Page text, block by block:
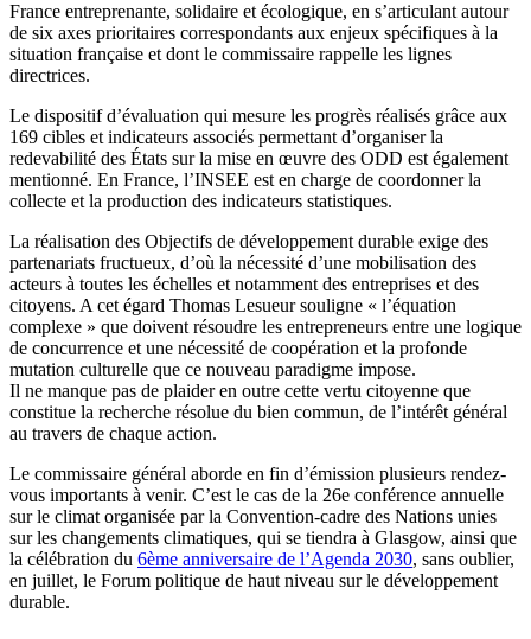
France entreprenante, solidaire et écologique, en s’articulant autour
de six axes prioritaires correspondants aux enjeux spécifiques à la
situation française et dont le commissaire rappelle les lignes
directrices.
Le dispositif d’évaluation qui mesure les progrès réalisés grâce aux
169 cibles et indicateurs associés permettant d’organiser la
redevabilité des États sur la mise en œuvre des ODD est également
mentionné. En France, l’INSEE est en charge de coordonner la
collecte et la production des indicateurs statistiques.
La réalisation des Objectifs de développement durable exige des
partenariats fructueux, d’où la nécessité d’une mobilisation des
acteurs à toutes les échelles et notamment des entreprises et des
citoyens. A cet égard Thomas Lesueur souligne « l’équation
complexe » que doivent résoudre les entrepreneurs entre une logique
de concurrence et une nécessité de coopération et la profonde
mutation culturelle que ce nouveau paradigme impose.
Il ne manque pas de plaider en outre cette vertu citoyenne que
constitue la recherche résolue du bien commun, de l’intérêt général
au travers de chaque action.
Le commissaire général aborde en fin d’émission plusieurs rendez-
vous importants à venir. C’est le cas de la 26e conférence annuelle
sur le climat organisée par la Convention-cadre des Nations unies
sur les changements climatiques, qui se tiendra à Glasgow, ainsi que
la célébration du 6ème anniversaire de l’Agenda 2030, sans oublier,
en juillet, le Forum politique de haut niveau sur le développement
durable.